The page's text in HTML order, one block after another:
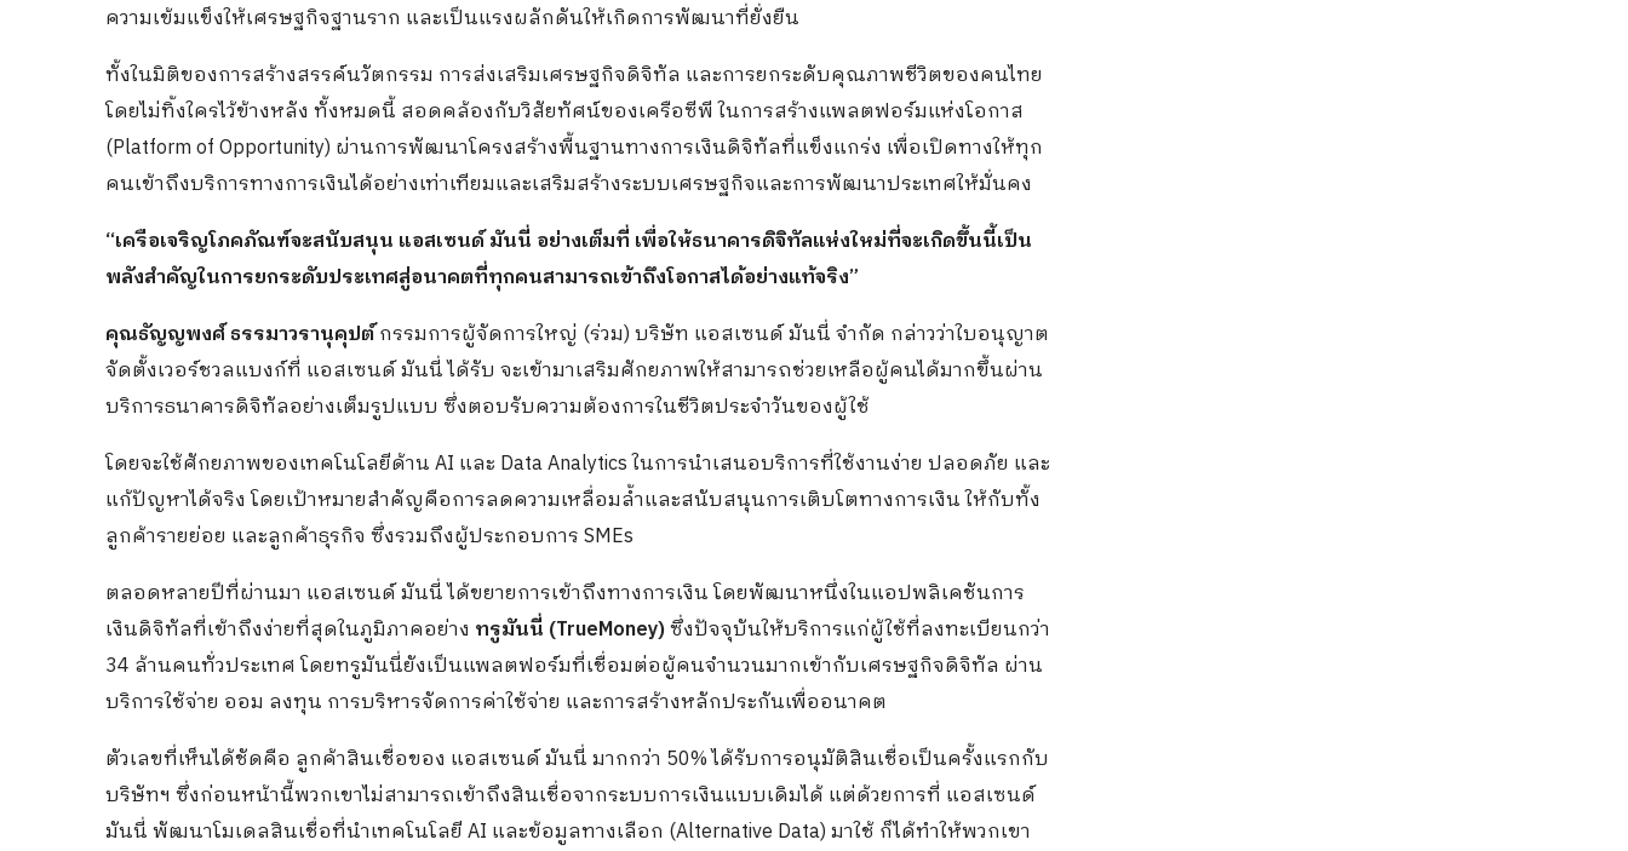
ความเข้มแข็งให้เศรษฐกิจฐานราก และเป็นแรงผลักดันให้เกิดการพัฒนาที่ยั่งยืน
ทั้งในมิติของการสร้างสรรค์นวัตกรรม การส่งเสริมเศรษฐกิจดิจิทัล และการยกระดับคุณภาพชีวิตของคนไทย
โดยไม่ทิ้งใครไว้ข้างหลัง ทั้งหมดนี้ สอดคล้องกับวิสัยทัศน์ของเครือซีพี ในการสร้างแพลตฟอร์มแห่งโอกาส
(Platform of Opportunity) ผ่านการพัฒนาโครงสร้างพื้นฐานทางการเงินดิจิทัลที่แข็งแกร่ง เพื่อเปิดทางให้ทุก
คนเข้าถึงบริการทางการเงินได้อย่างเท่าเทียมและเสริมสร้างระบบเศรษฐกิจและการพัฒนาประเทศให้มั่นคง
“เครือเจริญโภคภัณฑ์จะสนับสนุน แอสเซนด์ มันนี่ อย่างเต็มที่ เพื่อให้ธนาคารดิจิทัลแห่งใหม่ที่จะเกิดขึ้นนี้เป็น
พลังสำคัญในการยกระดับประเทศสู่อนาคตที่ทุกคนสามารถเข้าถึงโอกาสได้อย่างแท้จริง”
คุณธัญญพงศ์ ธรรมาวรานุคุปต์กรรมการผู้จัดการใหญ่ (ร่วม) บริษัท แอสเซนด์ มันนี่ จำกัด กล่าวว่าใบอนุญาต
จัดตั้งเวอร์ชวลแบงก์ที่ แอสเซนด์ มันนี่ ได้รับ จะเข้ามาเสริมศักยภาพให้สามารถช่วยเหลือผู้คนได้มากขึ้นผ่าน
บริการธนาคารดิจิทัลอย่างเต็มรูปแบบ ซึ่งตอบรับความต้องการในชีวิตประจำวันของผู้ใช้
โดยจะใช้ศักยภาพของเทคโนโลยีด้าน AI และ Data Analytics ในการนำเสนอบริการที่ใช้งานง่าย ปลอดภัย และ
แก้ปัญหาได้จริง โดยเป้าหมายสำคัญคือการลดความเหลื่อมล้ำและสนับสนุนการเติบโตทางการเงิน ให้กับทั้ง
ลูกค้ารายย่อย และลูกค้าธุรกิจ ซึ่งรวมถึงผู้ประกอบการ SMEs
ตลอดหลายปีที่ผ่านมา แอสเซนด์ มันนี่ ได้ขยายการเข้าถึงทางการเงิน โดยพัฒนาหนึ่งในแอปพลิเคชันการ
เงินดิจิทัลที่เข้าถึงง่ายที่สุดในภูมิภาคอย่าง ทรูมันนี่ (TrueMoney)ซึ่งปัจจุบันให้บริการแก่ผู้ใช้ที่ลงทะเบียนกว่า
34 ล้านคนทั่วประเทศ โดยทรูมันนี่ยังเป็นแพลตฟอร์มที่เชื่อมต่อผู้คนจำนวนมากเข้ากับเศรษฐกิจดิจิทัล ผ่าน
บริการใช้จ่าย ออม ลงทุน การบริหารจัดการค่าใช้จ่าย และการสร้างหลักประกันเพื่ออนาคต
ตัวเลขที่เห็นได้ชัดคือ ลูกค้าสินเชื่อของ แอสเซนด์ มันนี่ มากกว่า 50% ได้รับการอนุมัติสินเชื่อเป็นครั้งแรกกับ
บริษัทฯ ซึ่งก่อนหน้านี้พวกเขาไม่สามารถเข้าถึงสินเชื่อจากระบบการเงินแบบเดิมได้ แต่ด้วยการที่ แอสเซนด์
มันนี่ พัฒนาโมเดลสินเชื่อที่นำเทคโนโลยี AI และข้อมูลทางเลือก (Alternative Data) มาใช้ ก็ได้ทำให้พวกเขา